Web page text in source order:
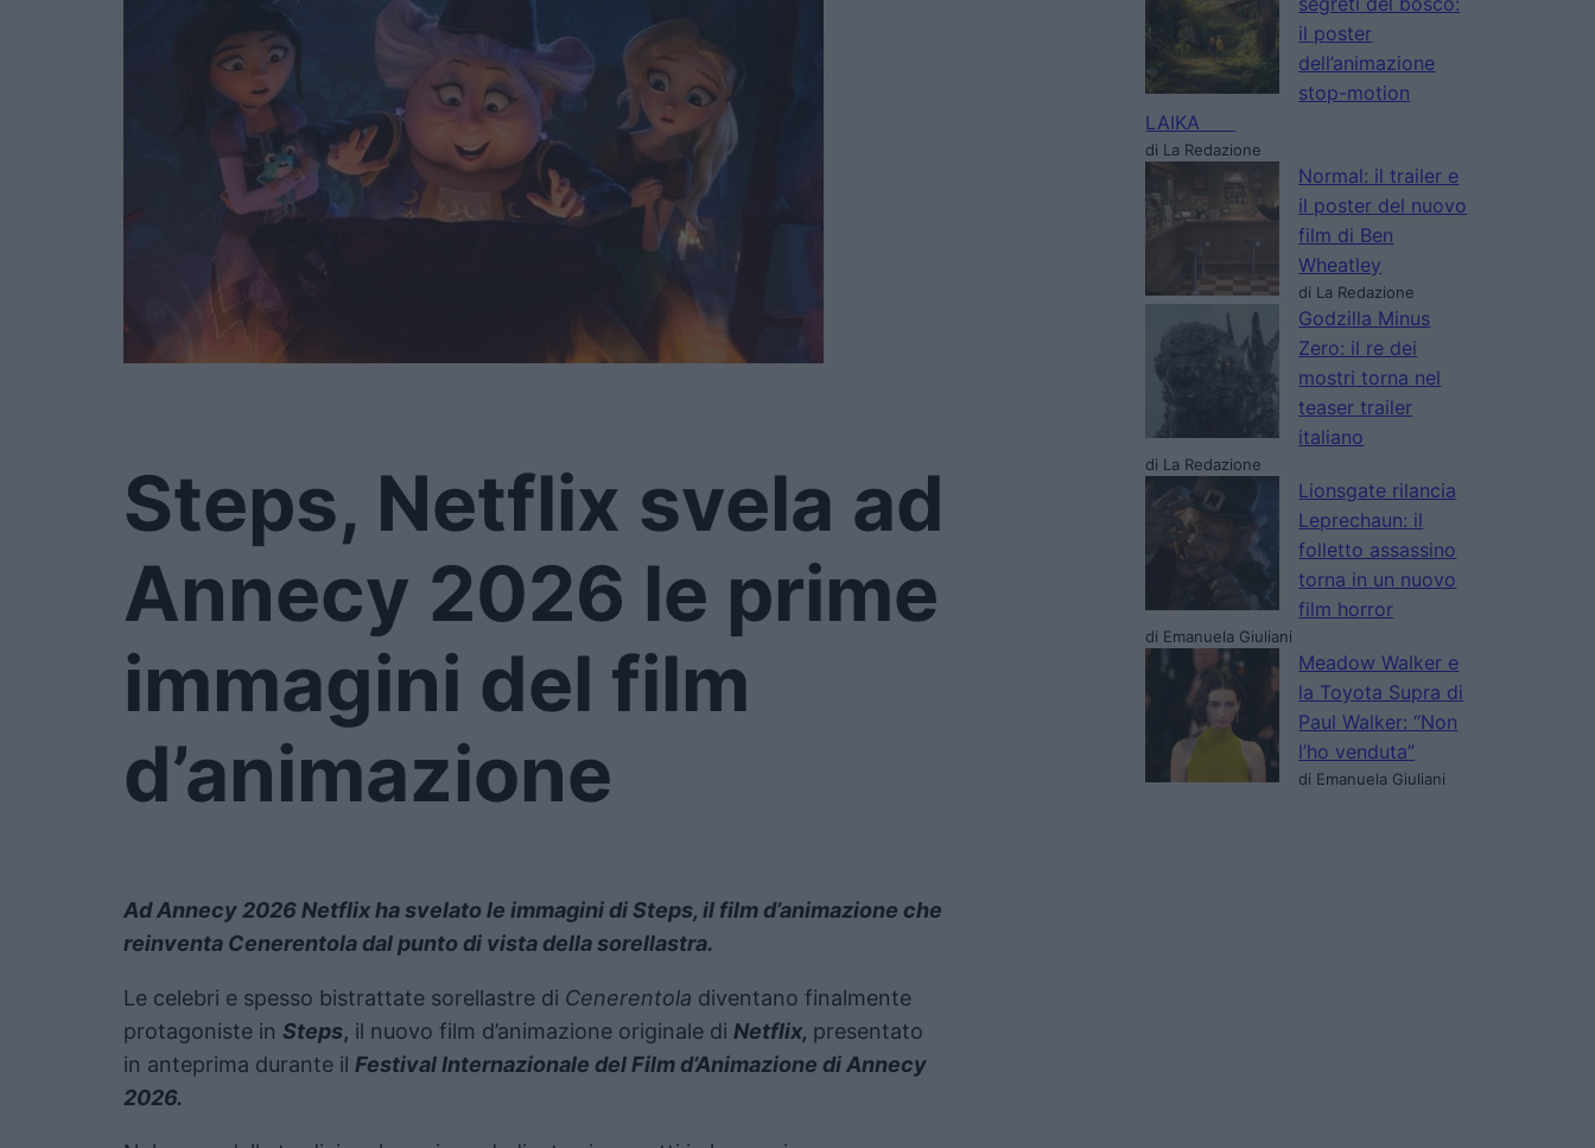
Steps, Netflix svela ad
Annecy 2026 le prime
immagini del film
d’animazione
Ad Annecy 2026 Netflix ha svelato le immagini di Steps, il film d’animazione che
reinventa Cenerentola dal punto di vista della sorellastra.
Le celebri e spesso bistrattate sorellastre di Cenerentola diventano finalmente
protagoniste in Steps, il nuovo film d’animazione originale di Netflix, presentato
in anteprima durante il Festival Internazionale del Film d’Animazione di Annecy
2026.
il poster
dell’animazione
stop-motion
LAIKA
di La Redazione
Normal: il trailer e
il poster del nuovo
film di Ben
Wheatley
di La Redazione
Godzilla Minus
Zero: il re dei
mostri torna nel
teaser trailer
italiano
di La Redazione
Lionsgate rilancia
Leprechaun: il
folletto assassino
torna in un nuovo
film horror
di Emanuela Giuliani
Meadow Walker e
la Toyota Supra di
Paul Walker: “Non
l’ho venduta”
di Emanuela Giuliani